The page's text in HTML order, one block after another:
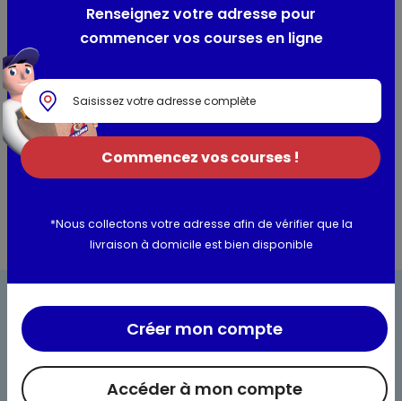
Utilisation et conservation
Valeurs nutritionnelles
Informations complémentaires
Renseignez votre adresse pour
commencer vos courses en ligne
Commencez vos courses !
*Nous collectons votre adresse afin de vérifier que la
livraison à domicile est bien disponible
Accéder à mon compte
Créer mon compte